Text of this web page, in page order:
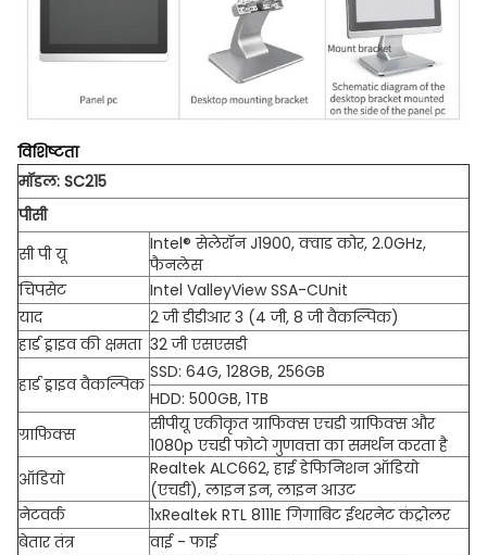
विशिष्टता
मॉडल: SC215
पीसी
सी पी यू
Intel® सेलेरॉन J1900, क्वाड कोर, 2.0GHz,
फैनलेस
चिपसेट
Intel ValleyView SSA-CUnit
याद
2 जी डीडीआर 3 (4 जी, 8 जी वैकल्पिक)
हार्ड ड्राइव की क्षमता 32 जी एसएसडी
हार्ड ड्राइव वैकल्पिक
SSD: 64G, 128GB, 256GB
HDD: 500GB, 1TB
ग्राफिक्स
सीपीयू एकीकृत ग्राफिक्स एचडी ग्राफिक्स और
1080p एचडी फोटो गुणवत्ता का समर्थन करता है
ऑडियो
Realtek ALC662, हाई डेफिनिशन ऑडियो
(एचडी), लाइन इन, लाइन आउट
नेटवर्क
1xRealtek RTL 8111E गिगाबिट ईथरनेट कंट्रोलर
बेतार तंत्र
वाई - फाई